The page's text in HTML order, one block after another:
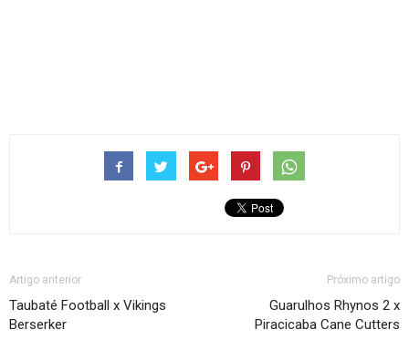
Artigo anterior
Taubaté Football x Vikings
Berserker
Próximo artigo
Guarulhos Rhynos 2 x
Piracicaba Cane Cutters